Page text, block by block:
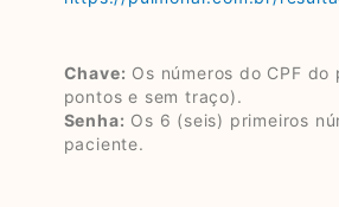
Chave: Os números do CPF do
pontos e sem traço).
Senha: Os 6 (seis) primeiros
paciente.